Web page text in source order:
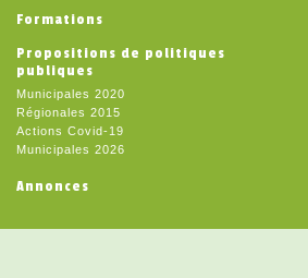
Formations
Propositions de politiques
publiques
Municipales 2020
Régionales 2015
Actions Covid-19
Municipales 2026
Annonces